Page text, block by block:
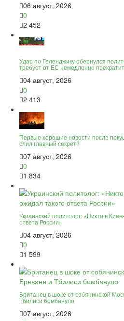
06 август, 2026
0
2 452
Удар по Геленджику обернулся
требует от ЕС немедленно
04 август, 2026
0
2 413
Первые хорошие новости после
слил главный секрет?
07 август, 2026
0
1 834
Украинский политолог: «Никто в
ответа России»
04 август, 2026
0
1 599
Британец в шоке от собянинской
Тбилиси бомбануло
07 август, 2026